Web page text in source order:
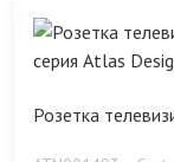
Розетка